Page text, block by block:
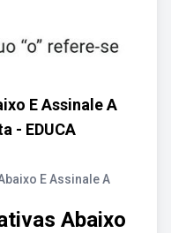
E Assinale A
- EDUCA
E Assinale A
Abaixo